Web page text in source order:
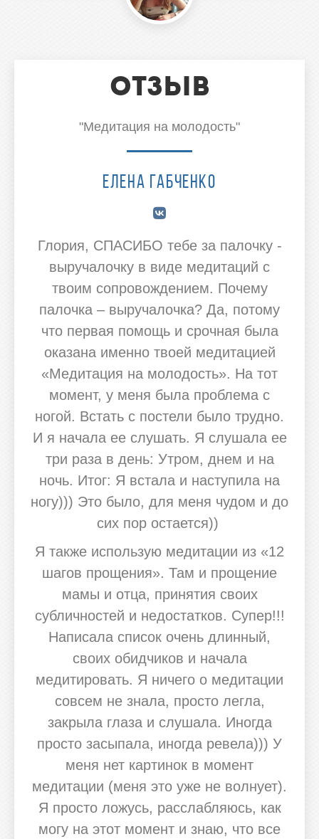
Отзыв
"Медитация на молодость"
Елена Габченко
Глория, СПАСИБО тебе за палочку -
выручалочку в виде медитаций с
твоим сопровождением. Почему
палочка – выручалочка? Да, потому
что первая помощь и срочная была
оказана именно твоей медитацией
«Медитация на молодость». На тот
момент, у меня была проблема с
ногой. Встать с постели было трудно.
И я начала ее слушать. Я слушала ее
три раза в день: Утром, днем и на
ночь. Итог: Я встала и наступила на
ногу))) Это было, для меня чудом и до
сих пор остается))
Я также использую медитации из «12
шагов прощения». Там и прощение
мамы и отца, принятия своих
субличностей и недостатков. Супер!!!
Написала список очень длинный,
своих обидчиков и начала
медитировать. Я ничего о медитации
совсем не знала, просто легла,
закрыла глаза и слушала. Иногда
просто засыпала, иногда ревела))) У
меня нет картинок в момент
медитации (меня это уже не волнует).
Я просто ложусь, расслабляюсь, как
могу на этот момент и знаю, что все